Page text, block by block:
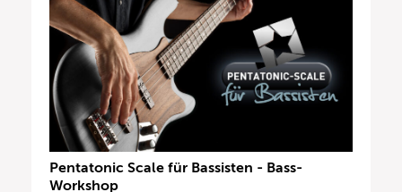
Pentatonic Scale für Bassisten - Bass-
Workshop